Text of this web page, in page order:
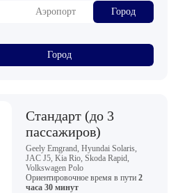
Аэропорт Город
Город
Стандарт (до 3
пассажиров)
Geely Emgrand, Hyundai Solaris,
JAC J5, Kia Rio, Skoda Rapid,
Volkswagen Polo
Ориентировочное время в пути 2
часа 30 минут